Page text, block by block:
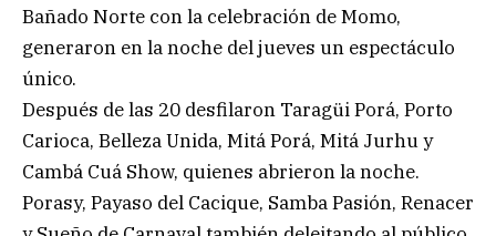
Bañado Norte con la celebración de Momo,
generaron en la noche del jueves un espectáculo
único.
Después de las 20 desfilaron Taragüi Porá, Porto
Carioca, Belleza Unida, Mitá Porá, Mitá Jurhu y
Cambá Cuá Show, quienes abrieron la noche.
Porasy, Payaso del Cacique, Samba Pasión, Renacer